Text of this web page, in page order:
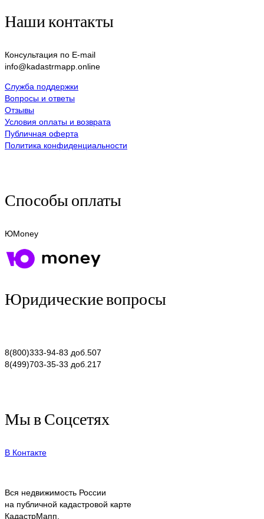
Наши контакты
Консультация по E-mail
info@kadastrmapp.online
Служба поддержки
Вопросы и ответы
Отзывы
Условия оплаты и возврата
Публичная оферта
Политика конфиденциальности
Способы оплаты
ЮMoney
Юридические вопросы
8(800)333-94-83 доб.507
8(499)703-35-33 доб.217
Мы в Соцсетях
В Контакте
Вся недвижимость России
на публичной кадастровой карте
КадастрМапп.